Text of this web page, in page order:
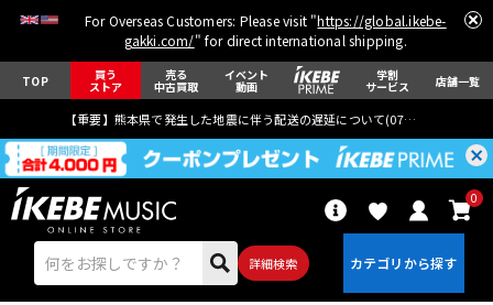
For Overseas Customers: Please visit "https://global.ikebe-
gakki.com/" for direct international shipping.
TOP 買う
ストア
売る
中古買取
イベント
動画
学割
サービス 店舗一覧
【重要】熊本県で発生した地震に伴う配送の遅延について(07月29日
詳細検索
0